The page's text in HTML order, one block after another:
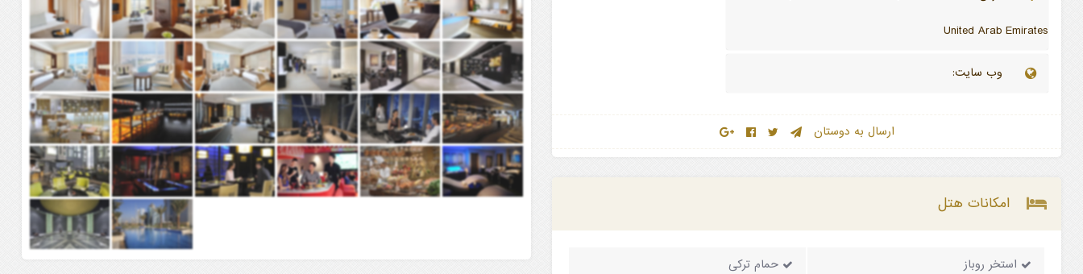
United Arab Emirates
وب سایت:
ارسال به دوستان
امکانات هتل
استخر روباز حمام ترکی